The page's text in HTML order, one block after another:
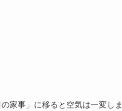
家事」に移ると空気は一変しま